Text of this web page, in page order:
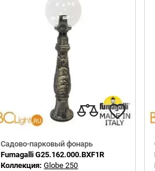
Садово-парковый фонарь
Fumagalli G25.162.000.BXF1R
Коллекция:Globe 250